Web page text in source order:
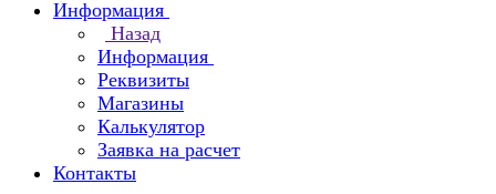
Информация
Назад
Информация
Реквизиты
Магазины
Калькулятор
Заявка на расчет
Контакты